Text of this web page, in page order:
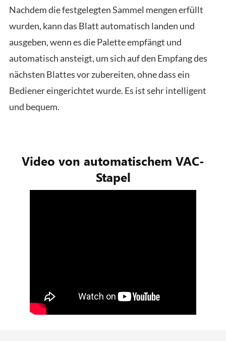
Nachdem die festgelegten Sammel mengen erfüllt
wurden, kann das Blatt automatisch landen und
ausgeben, wenn es die Palette empfängt und
automatisch ansteigt, um sich auf den Empfang des
nächsten Blattes vor zubereiten, ohne dass ein
Bediener eingerichtet wurde. Es ist sehr intelligent
und bequem.
Video von automatischem VAC-
Stapel